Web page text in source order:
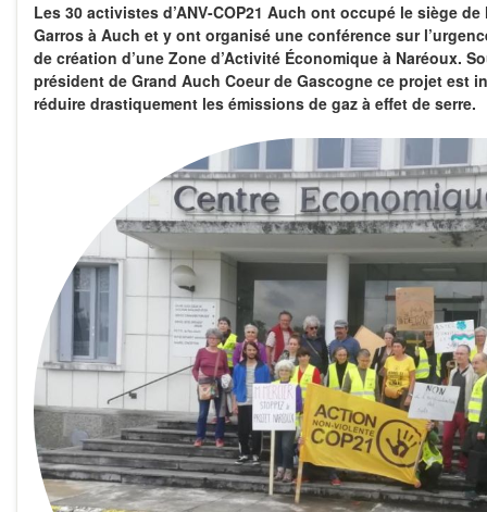
Les 30 activistes d’ANV-COP21 Auch ont occupé le siège
Garros à Auch et y ont organisé une conférence sur
de création d’une Zone d’Activité Économique à Naréoux.
président de Grand Auch Coeur de Gascogne ce projet est
réduire drastiquement les émissions de gaz à effet de serre.